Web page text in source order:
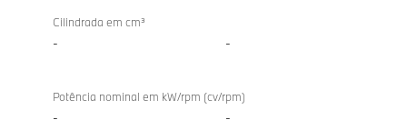
TurboCilindrada em cm³
- -
Potência nominal em kW/rpm (cv/rpm)
- -